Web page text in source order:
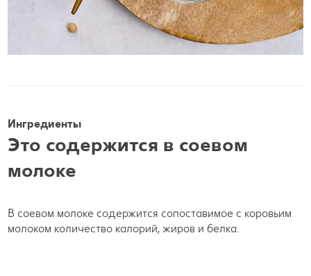
Ингредиенты
Это содержится в соевом
молоке
В соевом молоке содержится сопоставимое с коровьим
молоком количество калорий, жиров и белка.